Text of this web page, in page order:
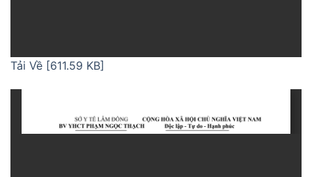
Tải Về [611.59 KB]